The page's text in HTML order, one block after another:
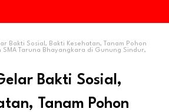
Bakti Sosial, Bakti Kesehatan, Tanam Pohon
SMA Taruna Bhayangkara di Gunung Sindur,
Bakti Sosial,
Tanam Pohon